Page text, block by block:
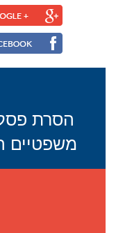
הסרת
משפטיים